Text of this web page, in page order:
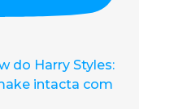
do Harry Styles:
intacta com